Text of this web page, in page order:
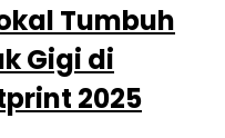
Tumbuh
Gigi di
2025